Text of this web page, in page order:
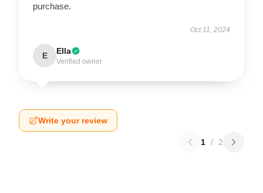
purchase.
Oct 11, 2024
E Ella
Verified owner
Write your review
1 / 2